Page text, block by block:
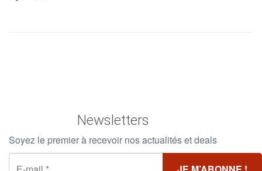
Newsletters
Soyez le premier à recevoir nos actualités et deals